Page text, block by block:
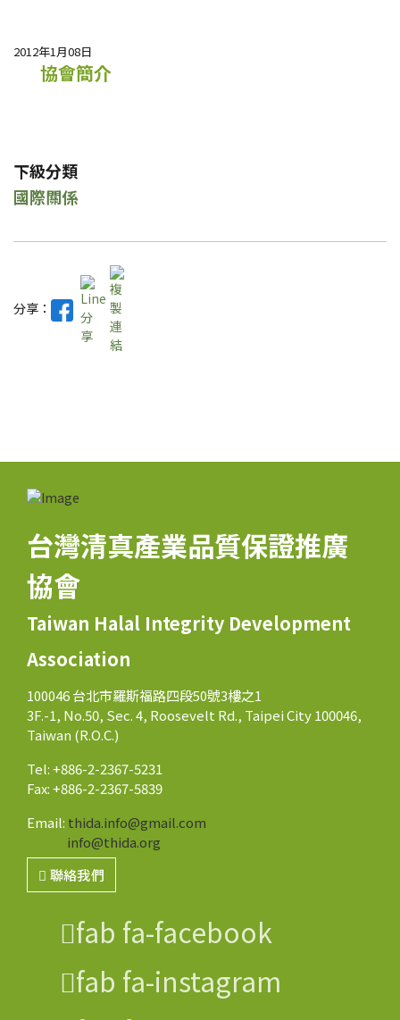
2012年1月08日
協會簡介
下級分類
國際關係
分享：
台灣清真產業品質保證推廣
協會
Taiwan Halal Integrity Development
Association
100046 台北市羅斯福路四段50號3樓之1
3F.-1, No.50, Sec. 4, Roosevelt Rd., Taipei City 100046,
Taiwan (R.O.C.)
Tel: +886-2-2367-5231
Fax: +886-2-2367-5839
Email: thida.info@gmail.com
info@thida.org
聯絡我們
fab fa-facebook
fab fa-instagram